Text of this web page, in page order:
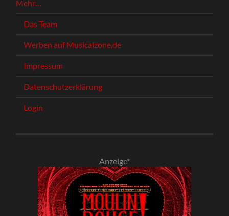
Mehr…
Das Team
Werben auf Musicalzone.de
Impressum
Datenschutzerklärung
Login
Anzeige*